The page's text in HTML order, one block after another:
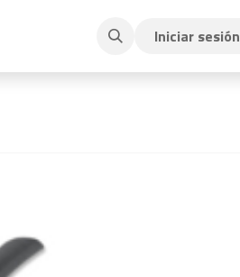
Iniciar sesión